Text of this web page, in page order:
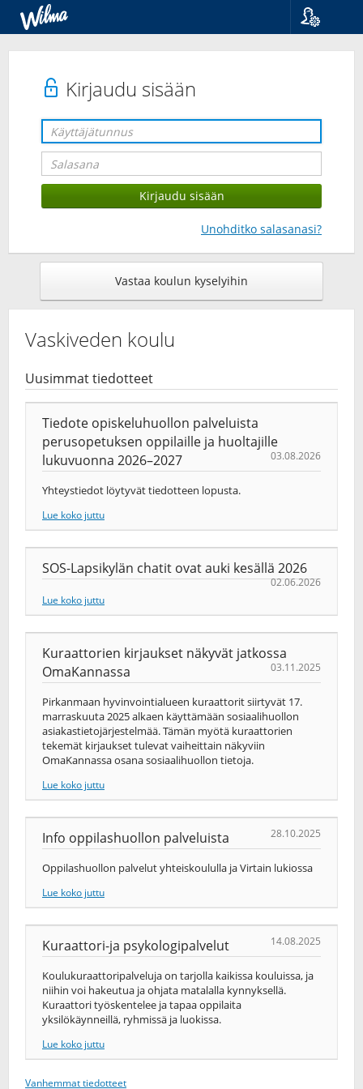
Kirjaudu sisään
Unohditko salasanasi?
Vastaa koulun kyselyihin
Vaskiveden koulu
Uusimmat tiedotteet
Tiedote opiskeluhuollon palveluista
perusopetuksen oppilaille ja huoltajille
lukuvuonna 2026–2027
03.08.2026
Yhteystiedot löytyvät tiedotteen lopusta.
Lue koko juttu
SOS-Lapsikylän chatit ovat auki kesällä 2026
02.06.2026
Lue koko juttu
Kuraattorien kirjaukset näkyvät jatkossa
OmaKannassa
03.11.2025
Pirkanmaan hyvinvointialueen kuraattorit siirtyvät 17.
marraskuuta 2025 alkaen käyttämään sosiaalihuollon
asiakastietojärjestelmää. Tämän myötä kuraattorien
tekemät kirjaukset tulevat vaiheittain näkyviin
OmaKannassa osana sosiaalihuollon tietoja.
Lue koko juttu
Info oppilashuollon palveluista 28.10.2025
Oppilashuollon palvelut yhteiskoululla ja Virtain lukiossa
Lue koko juttu
Kuraattori-ja psykologipalvelut 14.08.2025
Koulukuraattoripalveluja on tarjolla kaikissa kouluissa, ja
niihin voi hakeutua ja ohjata matalalla kynnyksellä.
Kuraattori työskentelee ja tapaa oppilaita
yksilökäynneillä, ryhmissä ja luokissa.
Lue koko juttu
Vanhemmat tiedotteet